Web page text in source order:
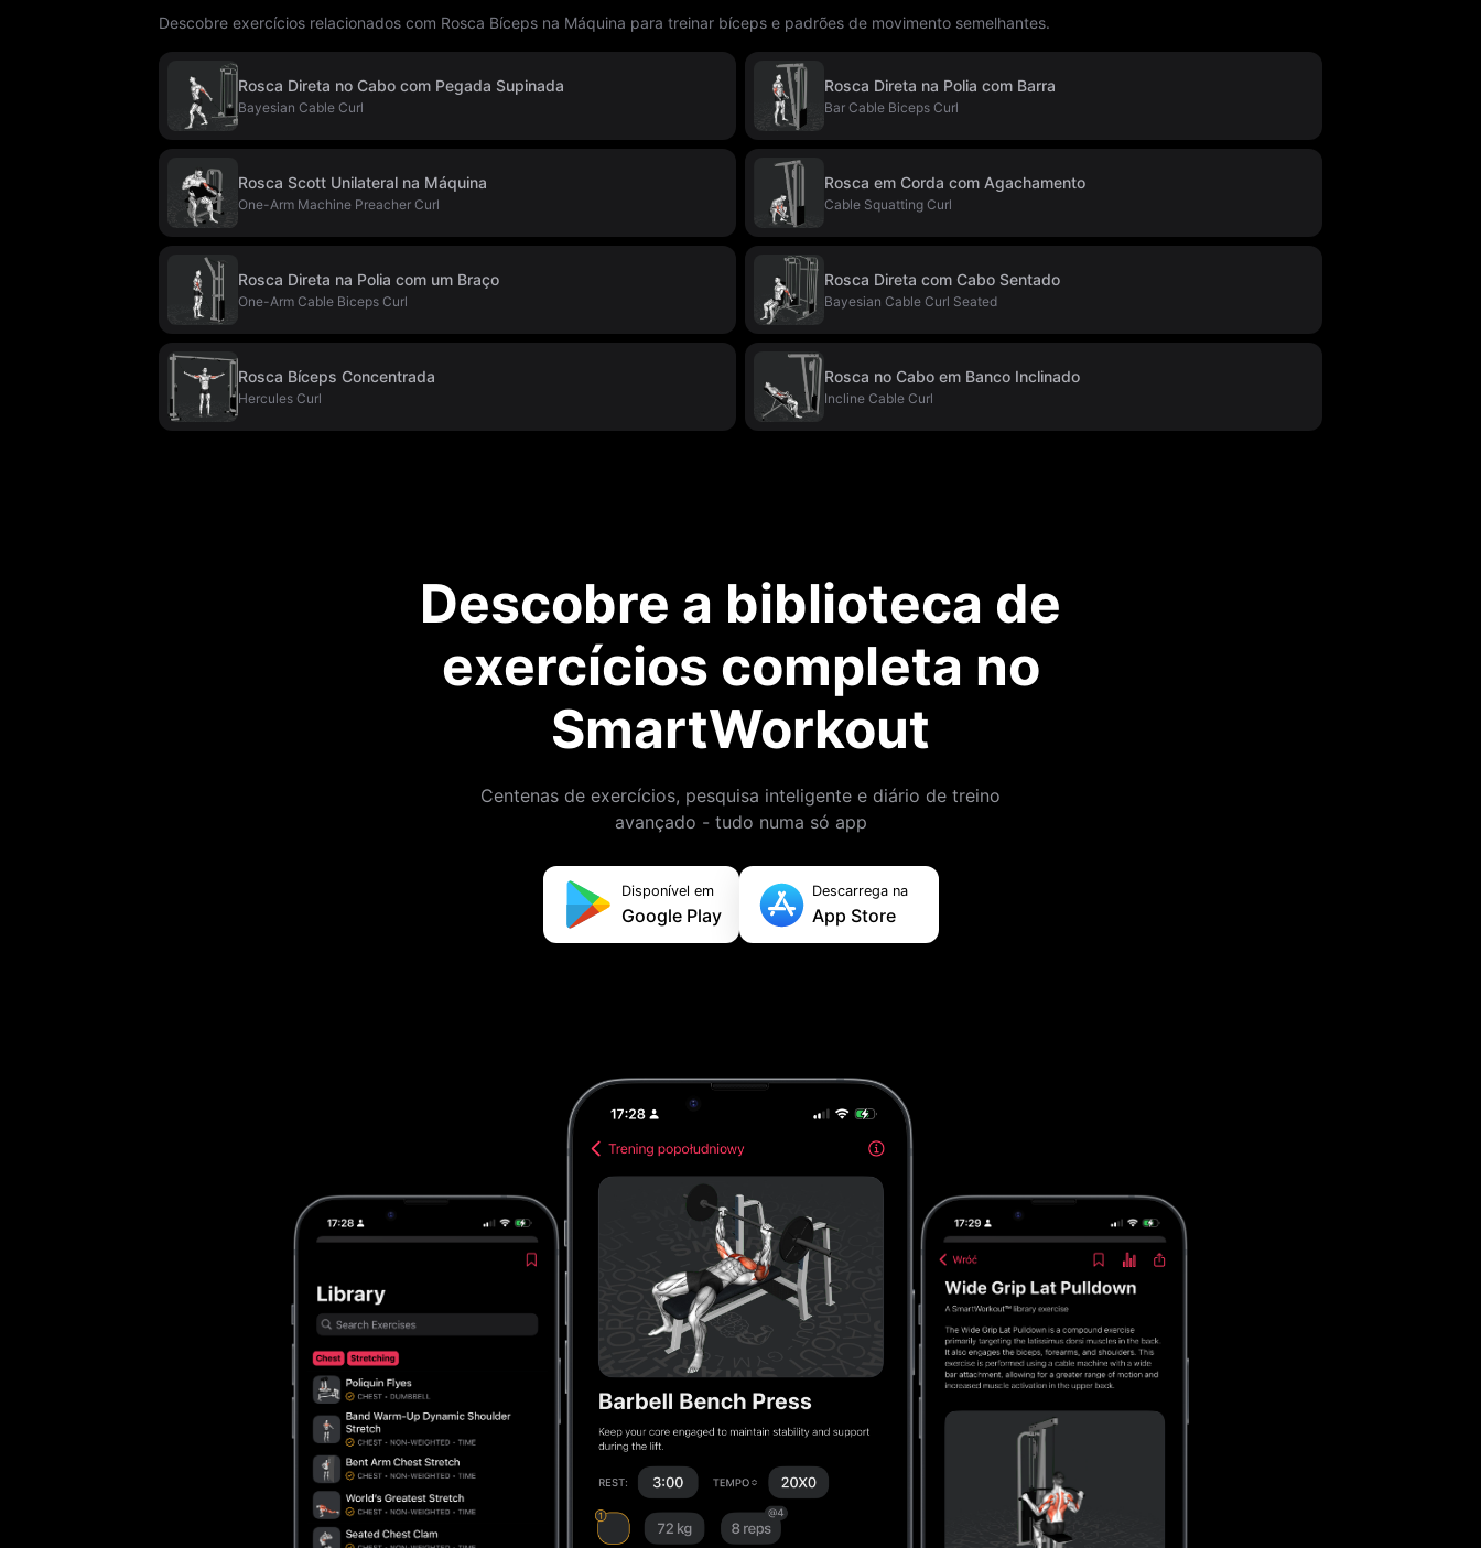
Descobre exercícios relacionados com Rosca Bíceps na Máquina para treinar bíceps e padrões de movimento semelhantes.
Rosca Direta no Cabo com Pegada Supinada
Bayesian Cable Curl
Rosca Direta na Polia com Barra
Bar Cable Biceps Curl
Rosca Scott Unilateral na Máquina
One-Arm Machine Preacher Curl
Rosca em Corda com Agachamento
Cable Squatting Curl
Rosca Direta na Polia com um Braço
One-Arm Cable Biceps Curl
Rosca Direta com Cabo Sentado
Bayesian Cable Curl Seated
Rosca Bíceps Concentrada
Hercules Curl
Rosca no Cabo em Banco Inclinado
Incline Cable Curl
Descobre a biblioteca de
exercícios completa no
SmartWorkout
Centenas de exercícios, pesquisa inteligente e diário de treino
avançado - tudo numa só app
Disponível em
Google Play
Descarrega na
App Store